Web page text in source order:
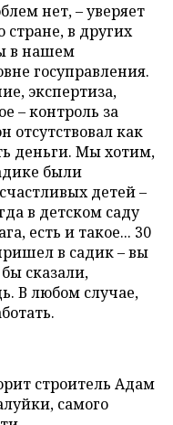
нет, – уверяет
в других
в нашем
госуправления.
экспертиза,
– контроль за
отсутствовал как
деньги. Мы хотим,
были
детей –
в детском саду
есть и такое... 30
в садик – вы
сказали,
В любом случае,
строитель Адам
самого